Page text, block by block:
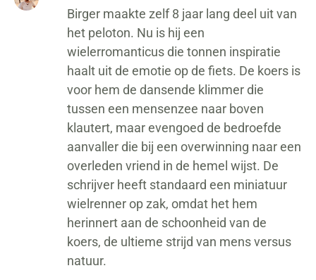
Birger maakte zelf 8 jaar lang deel uit van
het peloton. Nu is hij een
wielerromanticus die tonnen inspiratie
haalt uit de emotie op de fiets. De koers is
voor hem de dansende klimmer die
tussen een mensenzee naar boven
klautert, maar evengoed de bedroefde
aanvaller die bij een overwinning naar een
overleden vriend in de hemel wijst. De
schrijver heeft standaard een miniatuur
wielrenner op zak, omdat het hem
herinnert aan de schoonheid van de
koers, de ultieme strijd van mens versus
natuur.